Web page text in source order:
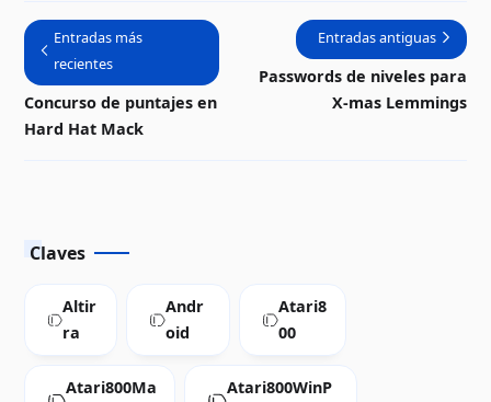
flexibles
corriendo
uFlash |
Video
Entradas más
recientes
Concurso de puntajes en
Hard Hat Mack
Entradas antiguas
Passwords de niveles para
X-mas Lemmings
Claves
Altir
ra
Andr
oid
Atari8
00
Atari800Ma
Atari800WinP